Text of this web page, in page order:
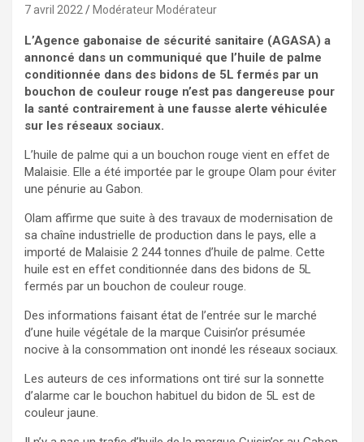
7 avril 2022 Modérateur Modérateur
L’Agence gabonaise de sécurité sanitaire (AGASA) a
annoncé dans un communiqué que l’huile de palme
conditionnée dans des bidons de 5L fermés par un
bouchon de couleur rouge n’est pas dangereuse pour
la santé contrairement à une fausse alerte véhiculée
sur les réseaux sociaux.
L’huile de palme qui a un bouchon rouge vient en effet de
Malaisie. Elle a été importée par le groupe Olam pour éviter
une pénurie au Gabon.
Olam affirme que suite à des travaux de modernisation de
sa chaîne industrielle de production dans le pays, elle a
importé de Malaisie 2 244 tonnes d’huile de palme. Cette
huile est en effet conditionnée dans des bidons de 5L
fermés par un bouchon de couleur rouge.
Des informations faisant état de l’entrée sur le marché
d’une huile végétale de la marque Cuisin’or présumée
nocive à la consommation ont inondé les réseaux sociaux.
Les auteurs de ces informations ont tiré sur la sonnette
d’alarme car le bouchon habituel du bidon de 5L est de
couleur jaune.